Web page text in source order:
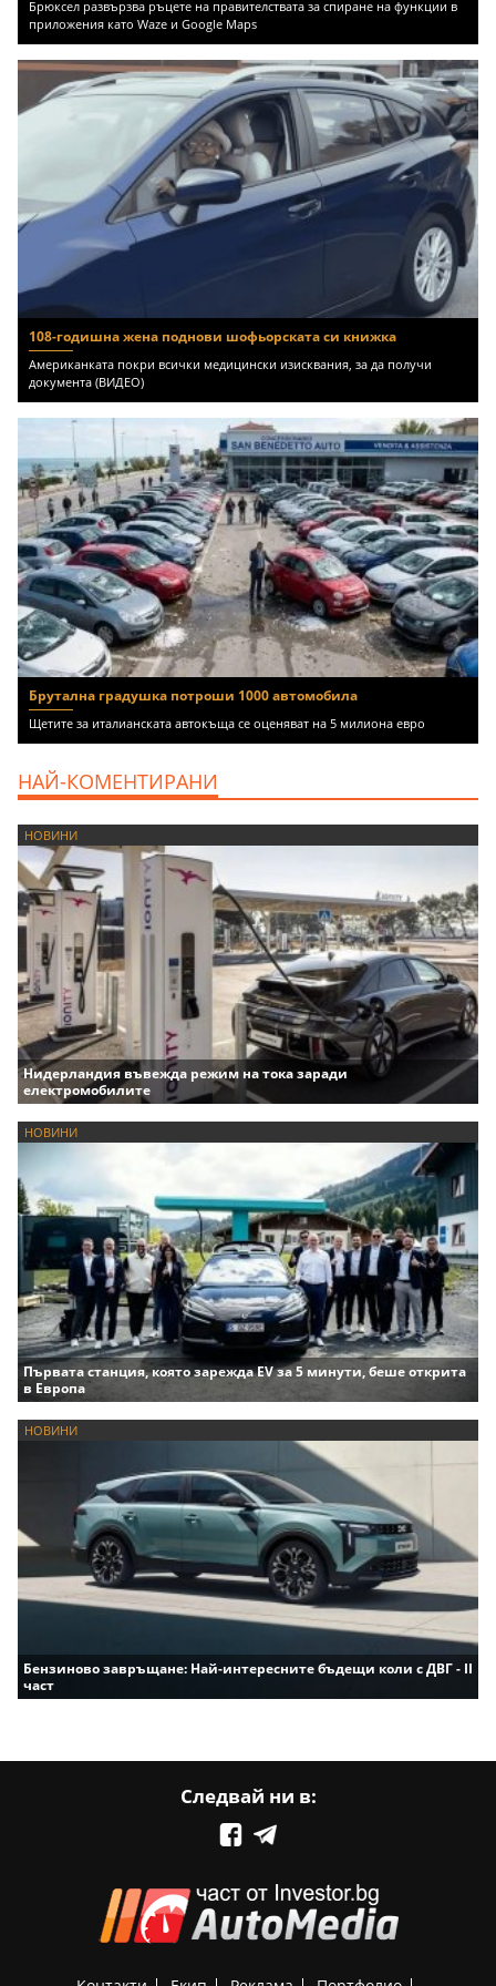
Брюксел развързва ръцете на правителствата за спиране на функции в
приложения като Waze и Google Maps
108-годишна жена поднови шофьорската си книжка
Американката покри всички медицински изисквания, за да получи
документа (ВИДЕО)
Брутална градушка потроши 1000 автомобила
Щетите за италианската автокъща се оценяват на 5 милиона евро
НАЙ-КОМЕНТИРАНИ
НОВИНИ
Нидерландия въвежда режим на тока заради
електромобилите
НОВИНИ
Първата станция, която зарежда EV за 5 минути, беше открита
в Европа
НОВИНИ
Бензиново завръщане: Най-интересните бъдещи коли с ДВГ - II
част
Следвай ни в: